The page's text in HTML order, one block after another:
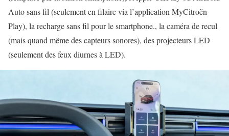
Auto sans fil (seulement en filaire via l’application MyCitroën
Play), la recharge sans fil pour le smartphone., la caméra de recul
(mais quand même des capteurs sonores), des projecteurs LED
(seulement des feux diurnes à LED).